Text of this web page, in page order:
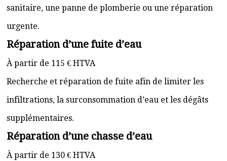
sanitaire, une panne de plomberie ou une réparation
urgente.
Réparation d’une fuite d’eau
À partir de 115 € HTVA
Recherche et réparation de fuite afin de limiter les
infiltrations, la surconsommation d’eau et les dégâts
supplémentaires.
Réparation d’une chasse d’eau
À partir de 130 € HTVA